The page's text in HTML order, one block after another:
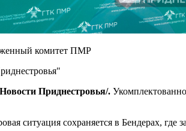
комитет ПМР
Приднестровья/.
ситуация сохраняется в Бендерах,